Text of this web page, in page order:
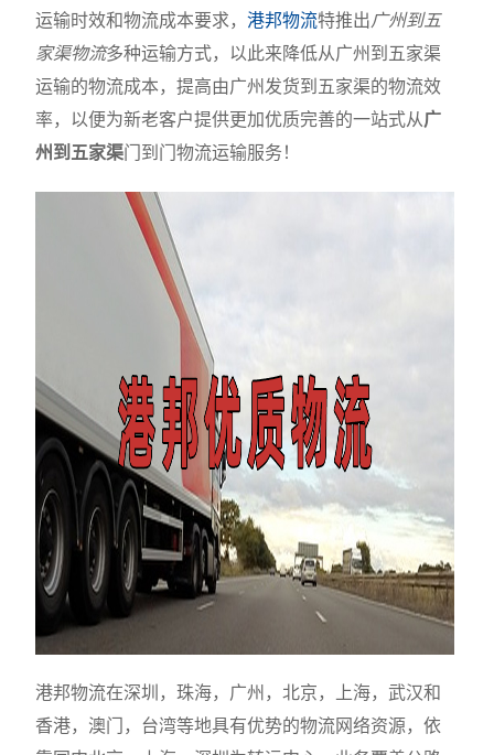
运输时效和物流成本要求，港邦物流特推出广州到五
家渠物流多种运输方式，以此来降低从广州到五家渠
运输的物流成本，提高由广州发货到五家渠的物流效
率，以便为新老客户提供更加优质完善的一站式从广
州到五家渠门到门物流运输服务！
港邦物流在深圳，珠海，广州，北京，上海，武汉和
香港，澳门，台湾等地具有优势的物流网络资源，依